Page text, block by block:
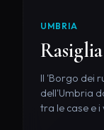
UMBRIA
Rasiglia
Il 'Borgo dei
dell'Umbria
tra le case e i